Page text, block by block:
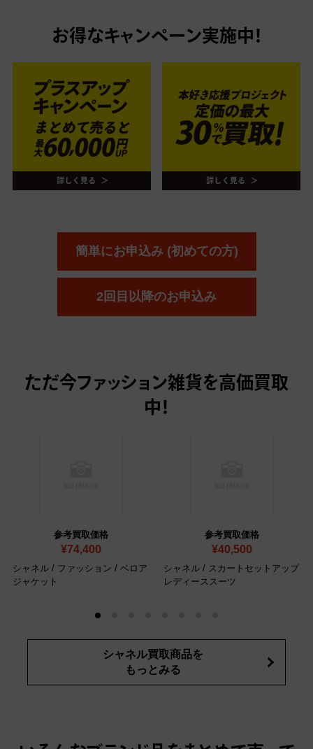
お得なキャンペーン実施中！
簡単にお申込み (初めての方)
2回目以降のお申込み
ただ今ファッション雑貨を高価買取
中！
参考買取価格
¥74,400
シャネル / ファッション / ベロア
ジャケット
参考買取価格
¥40,500
シャネル / スカートセットアップ
レディーススーツ
シャネル買取商品を
もっとみる